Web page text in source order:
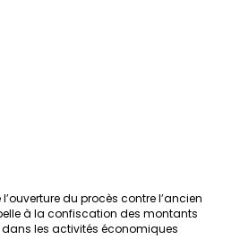
l’ouverture du procès contre l’ancien
à la confiscation des montants
les activités économiques